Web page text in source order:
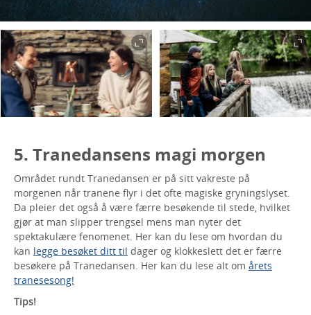
5. Tranedansens magi morgen
Området rundt Tranedansen er på sitt vakreste på
morgenen når tranene flyr i det ofte magiske gryningslyset.
Da pleier det også å være færre besøkende til stede, hvilket
gjør at man slipper trengsel mens man nyter det
spektakulære fenomenet. Her kan du lese om hvordan du
kan legge besøket ditt til dager og klokkeslett det er færre
besøkere på Tranedansen. Her kan du lese alt om årets
tranesesong!
Tips!